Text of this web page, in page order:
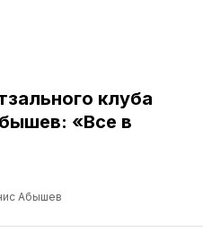
клуба
«Все в
Абышев